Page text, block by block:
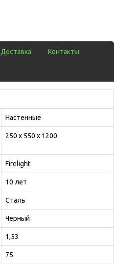
Доставка Контакты
Настенные
250 х 550 х 1200
Firelight
10 лет
Сталь
Черный
1,53
75